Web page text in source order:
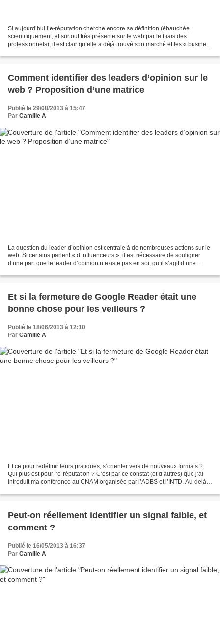
Si aujourd’hui l’e-réputation cherche encore sa définition (ébauchée
scientifiquement, et surtout très présente sur le web par le biais des
professionnels), il est clair qu’elle a déjà trouvé son marché et les « business
Comment identifier des leaders d’opinion sur le
web ? Proposition d’une matrice
Publié le 29/08/2013 à 15:47
Par Camille A
La question du leader d’opinion est centrale à de nombreuses actions sur le
web. Si certains parlent « d’influenceurs », il est nécessaire de souligner
d’une part que le leader d’opinion n’existe pas en soi, qu’il s’agit d’une
Et si la fermeture de Google Reader était une
bonne chose pour les veilleurs ?
Publié le 18/06/2013 à 12:10
Par Camille A
Et ce pour redéfinir leurs pratiques, s’orienter vers de nouveaux formats ?
Qui plus est pour l’e-réputation ? C’est par ce constat (et d’autres) que j’ai
introduit ma conférence au CNAM organisée par l’ADBS et l’INTD. Au-delà
Peut-on réellement identifier un signal faible, et
comment ?
Publié le 16/05/2013 à 16:37
Par Camille A